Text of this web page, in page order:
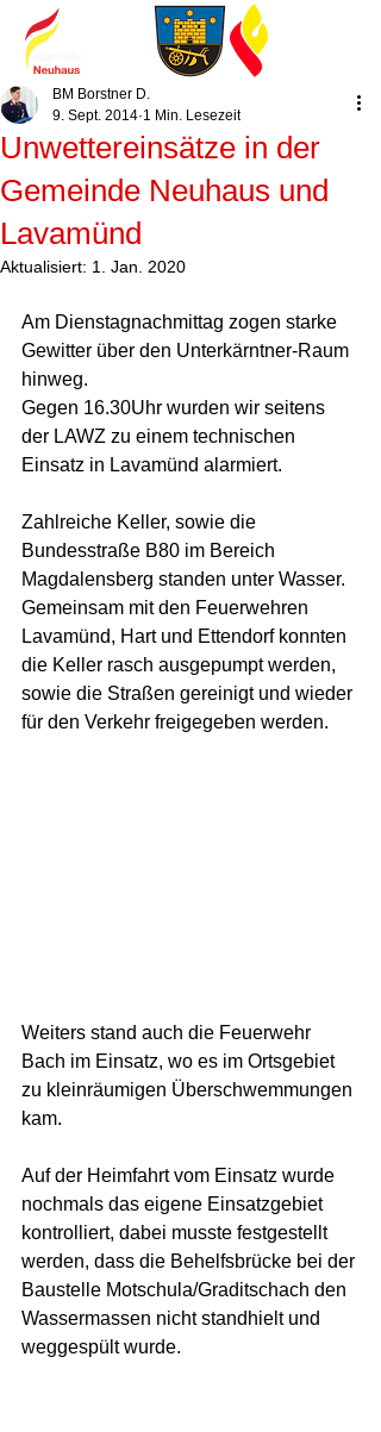
Unwettereinsätze in der
Gemeinde Neuhaus und
Lavamünd
BM Borstner D.
9. Sept. 2014 1 Min. Lesezeit
Aktualisiert: 1. Jan. 2020
Am Dienstagnachmittag zogen starke
Gewitter über den Unterkärntner-Raum
hinweg.
Gegen 16.30Uhr wurden wir seitens
der LAWZ zu einem technischen
Einsatz in Lavamünd alarmiert.
Zahlreiche Keller, sowie die
Bundesstraße B80 im Bereich
Magdalensberg standen unter Wasser.
Gemeinsam mit den Feuerwehren
Lavamünd, Hart und Ettendorf konnten
die Keller rasch ausgepumpt werden,
sowie die Straßen gereinigt und wieder
für den Verkehr freigegeben werden.
Weiters stand auch die Feuerwehr
Bach im Einsatz, wo es im Ortsgebiet
zu kleinräumigen Überschwemmungen
kam.
Auf der Heimfahrt vom Einsatz wurde
nochmals das eigene Einsatzgebiet
kontrolliert, dabei musste festgestellt
werden, dass die Behelfsbrücke bei der
Baustelle Motschula/Graditschach den
Wassermassen nicht standhielt und
weggespült wurde.